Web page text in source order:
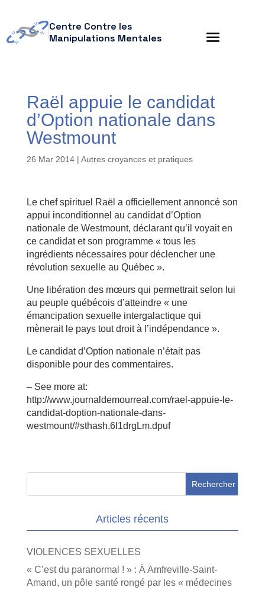
Centre Contre les
Manipulations Mentales
Raël appuie le candidat
d’Option nationale dans
Westmount
26 Mar 2014| Autres croyances et pratiques
Le chef spirituel Raël a officiellement annoncé son
appui inconditionnel au candidat d’Option
nationale de Westmount, déclarant qu’il voyait en
ce candidat et son programme « tous les
ingrédients nécessaires pour déclencher une
révolution sexuelle au Québec ».
Une libération des mœurs qui permettrait selon lui
au peuple québécois d’atteindre « une
émancipation sexuelle intergalactique qui
mènerait le pays tout droit à l’indépendance ».
Le candidat d’Option nationale n’était pas
disponible pour des commentaires.
– See more at:
http://www.journaldemourreal.com/rael-appuie-le-
candidat-doption-nationale-dans-
westmount/#sthash.6l1drgLm.dpuf
Articles récents
VIOLENCES SEXUELLES
« C’est du paranormal ! » : À Amfreville-Saint-
Amand, un pôle santé rongé par les « médecines